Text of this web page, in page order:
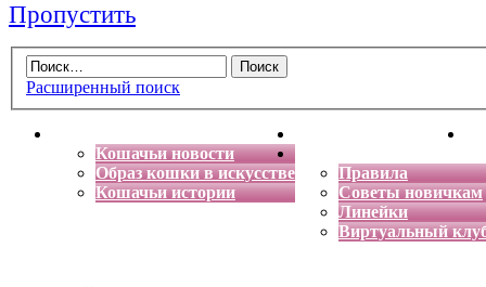
Пропустить
Расширенный поиск
Кошачьи новости
Образ кошки в искусстве
Кошачьи истории
Энциклопедия кошек
Правила
Советы новичкам
Линейки
Виртуальный